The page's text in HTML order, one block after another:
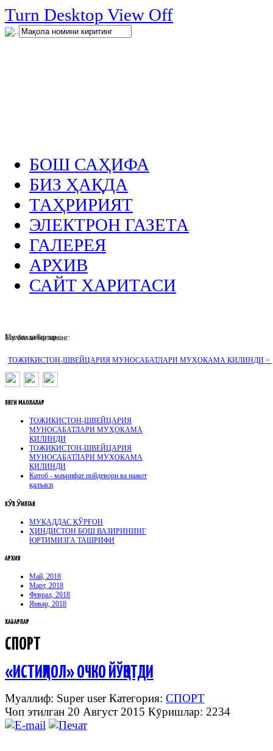
Turn Desktop View Off
.
БОШ САҲИФА
БИЗ ҲАҚДА
ТАҲРИРИЯТ
ЭЛЕКТРОН ГАЗЕТА
ГАЛЕРЕЯ
АРХИВ
САЙТ ХАРИТАСИ
Муҳим хабарлар :
ТОЖИКИСТОН-ШВЕЙЦАРИЯ МУНОСАБАТЛАРИ МУҲОКАМА ҚИЛИНДИ >
Биз билан боғланинг:
ЯНГИ МАҚОЛАЛАР
ТОЖИКИСТОН-ШВЕЙЦАРИЯ
МУНОСАБАТЛАРИ МУҲОКАМА
ҚИЛИНДИ
ТОЖИКИСТОН-ШВЕЙЦАРИЯ
МУНОСАБАТЛАРИ МУҲОКАМА
ҚИЛИНДИ
Китоб - маърифат пойдевори ва нажот
қалъаси
КӮП ӮҚИЛГАН
МУҚАДДАС ҚЎРҒОН
ҲИНДИСТОН БОШ ВАЗИРИНИНГ
ЮРТИМИЗГА ТАШРИФИ
АРХИВ
Май, 2018
Март, 2018
Феврал, 2018
Январ, 2018
ХАБАРЛАР
СПОРТ
«ИСТИҚЛОЛ» ОЧКО ЙЎҚОТДИ
Муаллиф: Super userКатегория: СПОРТ
Чоп этилган 20 Август 2015 Кӯришлар: 2234